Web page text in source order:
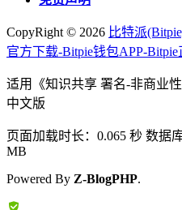
CopyRight © 2026 比特派
官方下载-Bitpie钱包APP-
适用《知识共享 署名-非商业
中文版
页面加载时长：0.065 秒 数据
MB
Powered By Z-BlogPHP.